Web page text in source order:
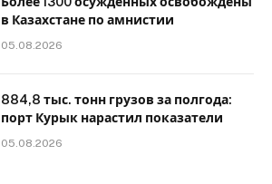
в Казахстане по амнистии
05.08.2026
884,8 тыс. тонн грузов за полгода:
порт Курык нарастил показатели
05.08.2026